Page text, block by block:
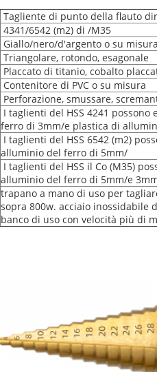
Tagliente di punto della flauto
4341/6542 (m2) di /M35
Giallo/nero/d'argento o su misura
Triangolare, rotondo, esagonale
Placcato di titanio, cobalto
Contenitore di PVC o su misura
Perforazione, smussare,
I taglienti del HSS 4241
ferro di 3mm/e plastica di
I taglienti del HSS 6542 (m2)
alluminio del ferro di 5mm/
I taglienti del HSS il Co (M35)
alluminio del ferro di 5mm/e
trapano a mano di uso per
sopra 800w. acciaio inossidabile
banco di uso con velocità più di